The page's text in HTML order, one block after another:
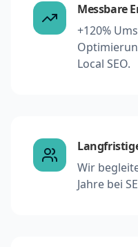
Messbare
+120%
Local SEO.
Wir
Jahre bei